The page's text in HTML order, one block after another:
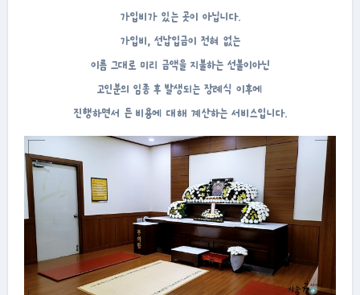
가입비가 있는 곳이 아닙니다.
가입비, 선납입금이 전혀 없는
이름 그대로 미리 금액을 지불하는 선불이아닌
고인분의 임종 후 발생되는 장례식 이후에
진행하면서 든 비용에 대해 계산하는 서비스입니다.